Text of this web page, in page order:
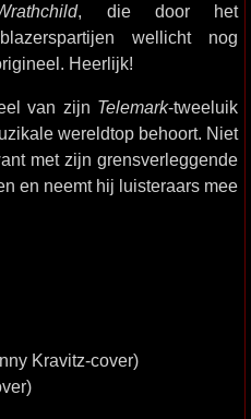
, die door het
wellicht nog
Heerlijk!
van zijn Telemark-tweeluik
wereldtop behoort. Niet
met zijn grensverleggende
en neemt hij luisteraars mee
Kravitz-cover)